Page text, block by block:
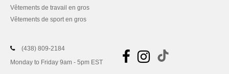
Vêtements de travail en gros
Vêtements de sport en gros
(438) 809-2184
Monday to Friday 9am - 5pm EST